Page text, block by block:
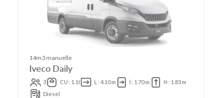
14m3 manuelle
Iveco Daily
3 CU : 1.1t L : 4.10 m l : 1.70 m
H : 1.83 m
Diesel